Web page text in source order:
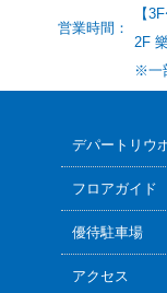
営業時間：
【
2F
※一
デパートリウ
フロアガイド
優待駐車場
アクセス